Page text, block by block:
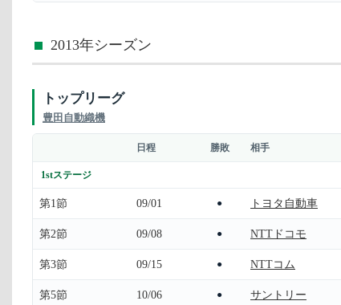
2013年シーズン
トップリーグ
豊田自動織機
日程 勝敗 相手
1stステージ
第1節 09/01 ● トヨタ自動車
第2節 09/08 ● NTTドコモ
第3節 09/15 ● NTTコム
第5節 10/06 ● サントリー